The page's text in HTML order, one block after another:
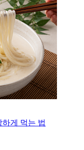
하게 먹는 법